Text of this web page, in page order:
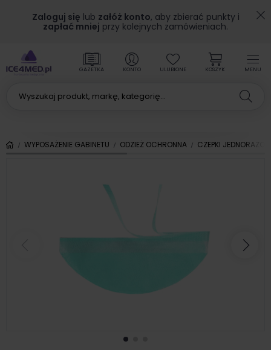
Zaloguj się lub załóż konto, aby zbierać punkty i
zapłać mniej przy kolejnych zamówieniach.
MENU
GAZETKA KONTO ULUBIONE KOSZYK
WYPOSAŻENIE GABINETU ODZIEŻ OCHRONNA CZEPKI
Poprzedni